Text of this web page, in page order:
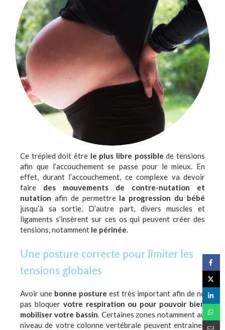
Ce trépied doit être le plus libre possiblede tensions
afin que l’accouchement se passe pour le mieux. En
effet, durant l’accouchement, ce complexe va devoir
faire des mouvements de contre-nutation et
nutation afin de permettre la progression du bébé
jusqu’à sa sortie. D’autre part, divers muscles et
ligaments s’insèrent sur ces os qui peuvent créer des
tensions, notamment le périnée.
Une posture correcte pour limiter les
tensions globales
Avoir une bonne posture est très important afin de ne
pas bloquervotre respiration ou pour pouvoir bien
mobiliser votre bassin. Certaines zones notamment au
niveau de votre colonne vertébrale peuvent entrainer